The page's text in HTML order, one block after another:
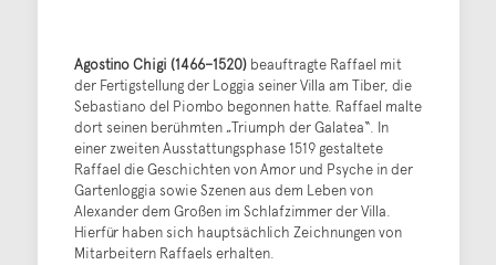
Agostino Chigi (1466–1520)beauftragte Raffael mit
der Fertigstellung der Loggia seiner Villa am Tiber, die
Sebastiano del Piombo begonnen hatte. Raffael malte
dort seinen berühmten „Triumph der Galatea“. In
einer zweiten Ausstattungsphase 1519 gestaltete
Raffael die Geschichten von Amor und Psyche in der
Gartenloggia sowie Szenen aus dem Leben von
Alexander dem Großen im Schlafzimmer der Villa.
Hierfür haben sich hauptsächlich Zeichnungen von
Mitarbeitern Raffaels erhalten.